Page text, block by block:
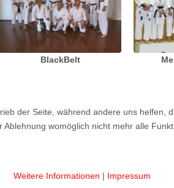
BlackBelt
der Seite, während andere uns
womöglich nicht mehr alle
Weitere Informationen | Impressum